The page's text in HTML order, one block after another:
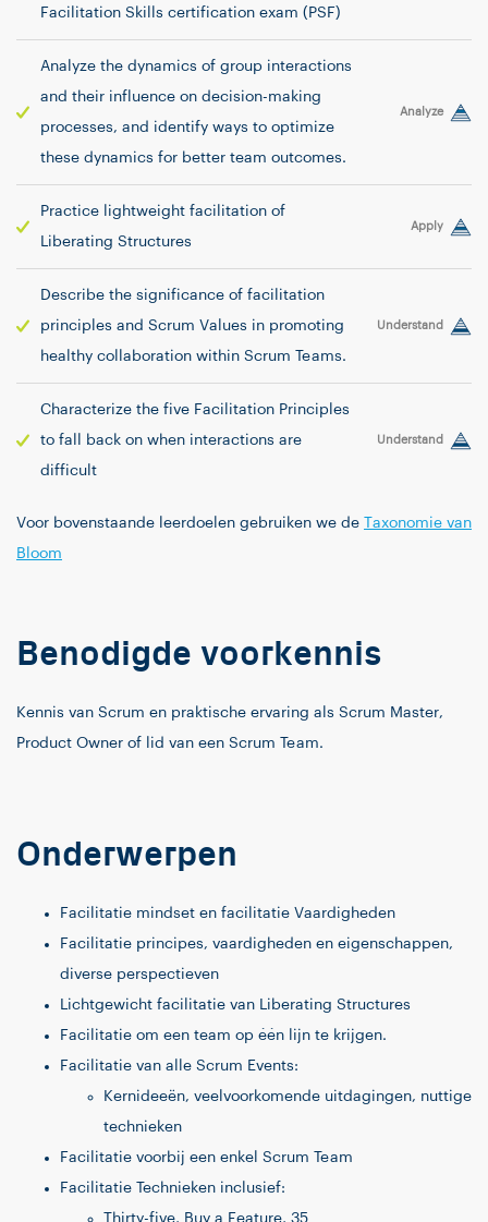
Facilitation Skills certification exam (PSF)
Analyze the dynamics of group interactions
and their influence on decision-making
processes, and identify ways to optimize
these dynamics for better team outcomes.
Analyze
Practice lightweight facilitation of
Liberating Structures
Apply
Describe the significance of facilitation
principles and Scrum Values in promoting
healthy collaboration within Scrum Teams.
Understand
Characterize the five Facilitation Principles
to fall back on when interactions are
difficult
Understand
Voor bovenstaande leerdoelen gebruiken we de
Taxonomie van
Bloom
Benodigde voorkennis
Kennis van Scrum en praktische ervaring als Scrum Master,
Product Owner of lid van een Scrum Team.
Onderwerpen
Facilitatie mindset en facilitatie Vaardigheden
Facilitatie principes, vaardigheden en eigenschappen,
diverse perspectieven
Lichtgewicht facilitatie van Liberating Structures
Facilitatie om een team op één lijn te krijgen.
Facilitatie van alle Scrum Events:
Kernideeën, veelvoorkomende uitdagingen, nuttige
technieken
Facilitatie voorbij een enkel Scrum Team
Facilitatie Technieken inclusief: